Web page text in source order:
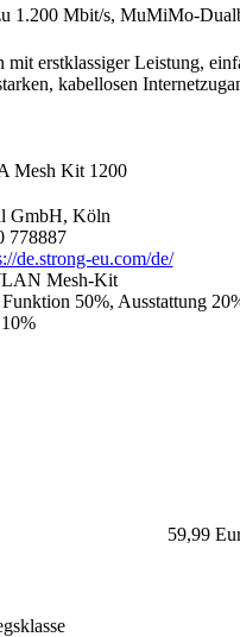
1.200 Mbit/s, MuMiMo-
erstklassiger Leistung,
kabellosen
Mesh Kit 1200
GmbH, Köln
778887
de.strong-eu.com/de/
Mesh-Kit
50%, Ausstattung
59,99